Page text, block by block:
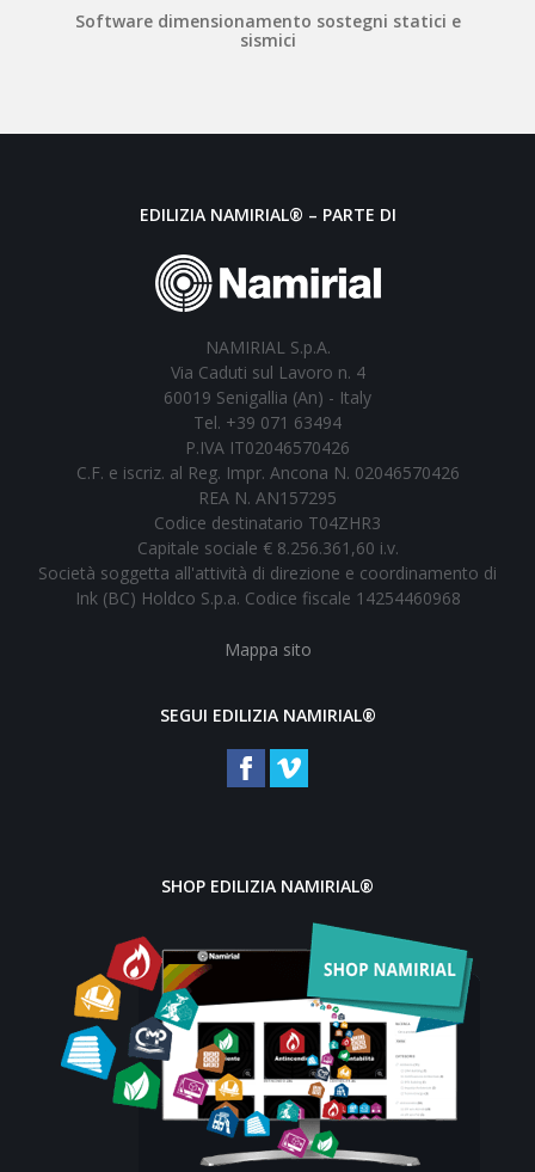
Software dimensionamento sostegni statici e
sismici
EDILIZIA NAMIRIAL® – PARTE DI
NAMIRIAL S.p.A.
Via Caduti sul Lavoro n. 4
60019 Senigallia (An) - Italy
Tel. +39 071 63494
P.IVA IT02046570426
C.F. e iscriz. al Reg. Impr. Ancona N. 02046570426
REA N. AN157295
Codice destinatario T04ZHR3
Capitale sociale € 8.256.361,60 i.v.
Società soggetta all'attività di direzione e coordinamento di
Ink (BC) Holdco S.p.a. Codice fiscale 14254460968
Mappa sito
SEGUI EDILIZIA NAMIRIAL®
SHOP EDILIZIA NAMIRIAL®